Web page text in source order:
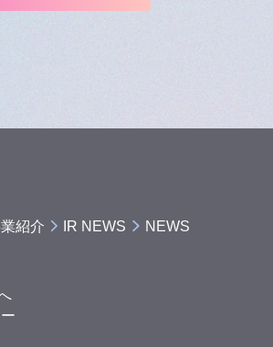
紹介 IR NEWS
NEWS